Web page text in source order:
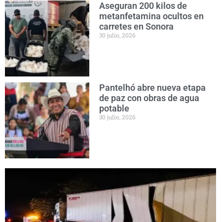
Aseguran 200 kilos de
metanfetamina ocultos en
carretes en Sonora
30 julio, 2026
Pantelhó abre nueva etapa
de paz con obras de agua
potable
30 julio, 2026